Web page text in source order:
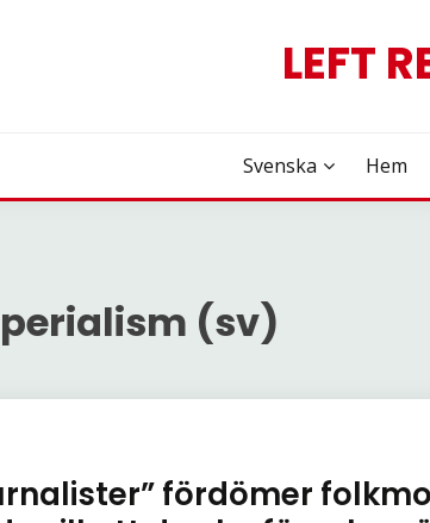
LEFT
Svenska Hem
(sv)
fördömer